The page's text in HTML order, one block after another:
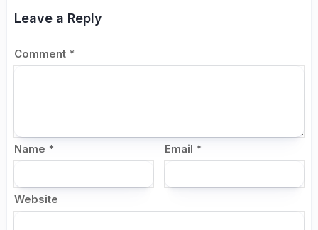
Leave a Reply
Comment *
Name * Email *
Website